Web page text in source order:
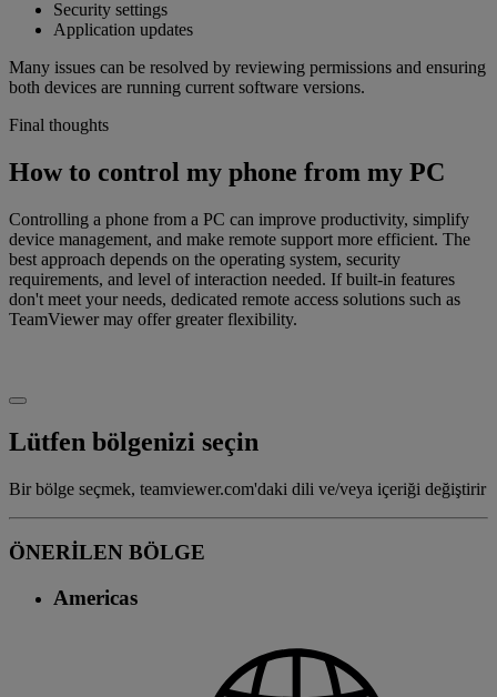
Security settings
Application updates
Many issues can be resolved by reviewing permissions and ensuring
both devices are running current software versions.
Final thoughts
How to control my phone from my PC
Controlling a phone from a PC can improve productivity, simplify
device management, and make remote support more efficient. The
best approach depends on the operating system, security
requirements, and level of interaction needed. If built-in features
don't meet your needs, dedicated remote access solutions such as
TeamViewer may offer greater flexibility.
Lütfen bölgenizi seçin
Bir bölge seçmek, teamviewer.com'daki dili ve/veya içeriği değiştirir
ÖNERİLEN BÖLGE
Americas